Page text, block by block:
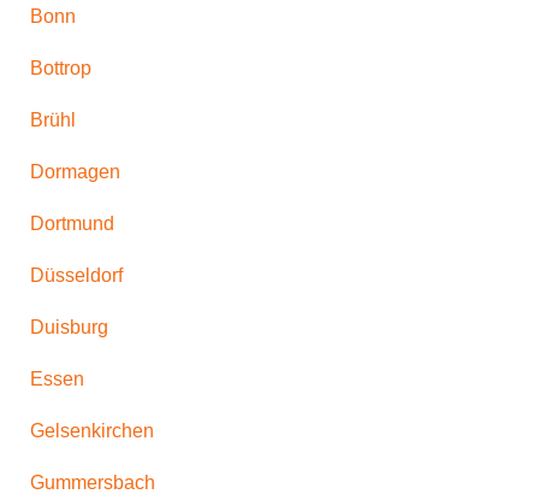
Bonn
Bottrop
Brühl
Dormagen
Dortmund
Düsseldorf
Duisburg
Essen
Gelsenkirchen
Gummersbach